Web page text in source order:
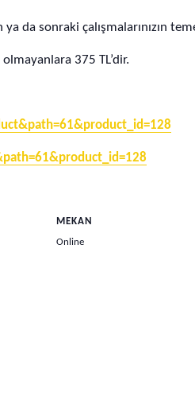
da sonraki çalışmalarınızın
375 TL’dir.
MEKAN
Online